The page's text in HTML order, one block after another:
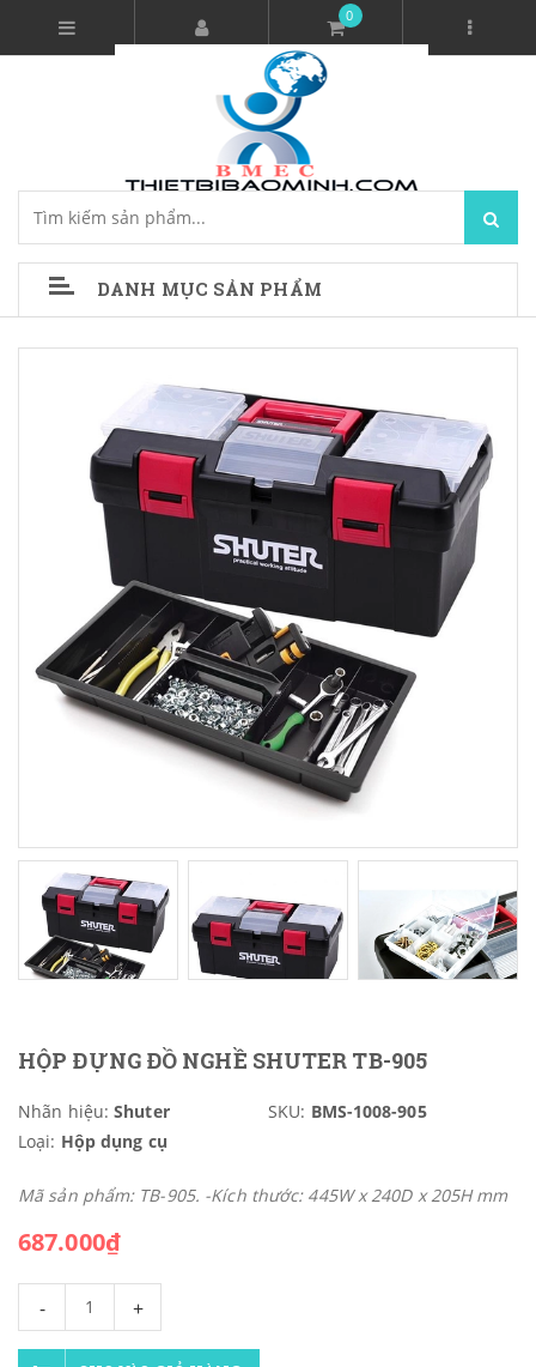
0
DANH MỤC SẢN PHẨM
HỘP ĐỰNG ĐỒ NGHỀ SHUTER TB-905
Nhãn hiệu: Shuter SKU: BMS-1008-905
Loại: Hộp dụng cụ
Mã sản phẩm: TB-905. -Kích thước: 445W x 240D x 205H mm
687.000₫
- +